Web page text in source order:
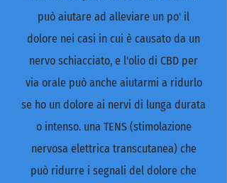
può aiutare ad alleviare un po' il
dolore nei casi in cui è causato da un
nervo schiacciato, e l'olio di CBD per
via orale può anche aiutarmi a ridurlo
se ho un dolore ai nervi di lunga durata
o intenso. una TENS (stimolazione
nervosa elettrica transcutanea) che
può ridurre i segnali del dolore che